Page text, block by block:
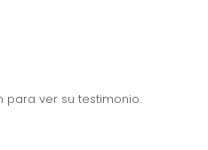
para ver su testimonio.